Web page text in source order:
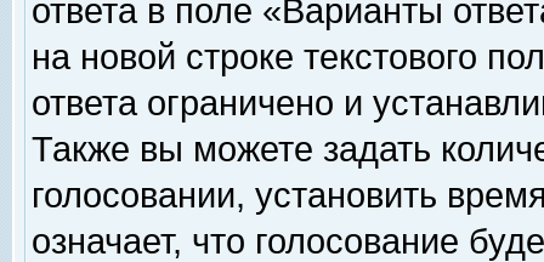
ответа в поле «Варианты
на новой строке текстового
ответа ограничено и
Также вы можете задать
голосовании, установить
означает, что голосование